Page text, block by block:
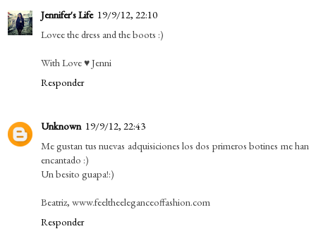
Jennifer's Life 19/9/12, 22:10
Lovee the dress and the boots :)
With Love ♥ Jenni
Responder
Unknown 19/9/12, 22:43
Me gustan tus nuevas adquisiciones los dos primeros botines me han
encantado :)
Un besito guapa!:)
Beatriz, www.feeltheeleganceoffashion.com
Responder